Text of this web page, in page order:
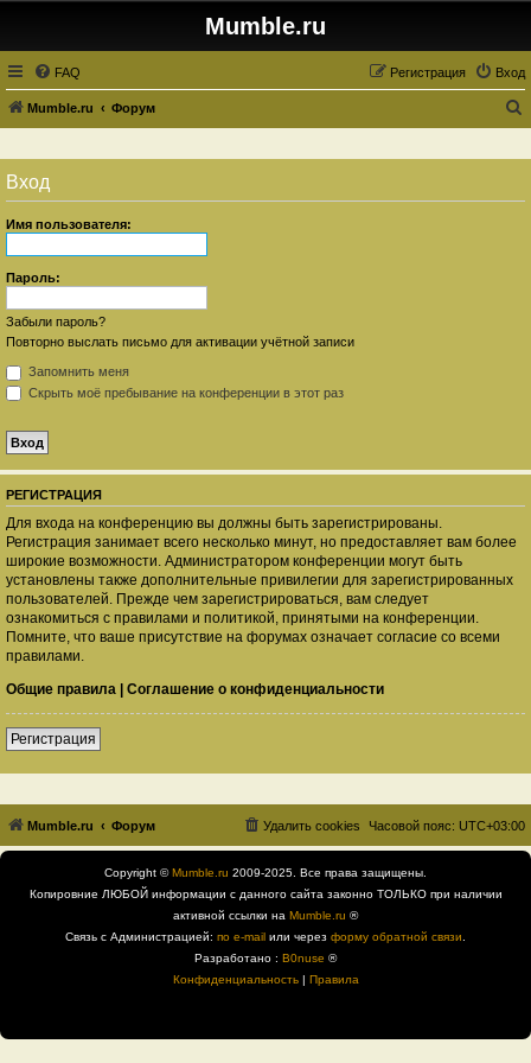
Mumble.ru
FAQ Вход
Регистрация
Mumble.ru Форум
и
Вход
Имя пользователя:
Пароль:
Забыли пароль?
Повторно выслать письмо для активации учётной записи
Запомнить меня
Скрыть моё пребывание на конференции в этот раз
РЕГИСТРАЦИЯ
Для входа на конференцию вы должны быть зарегистрированы.
Регистрация занимает всего несколько минут, но предоставляет вам более
широкие возможности. Администратором конференции могут быть
установлены также дополнительные привилегии для зарегистрированных
пользователей. Прежде чем зарегистрироваться, вам следует
ознакомиться с правилами и политикой, принятыми на конференции.
Помните, что ваше присутствие на форумах означает согласие со всеми
правилами.
Общие правила | Соглашение о конфиденциальности
Регистрация
Mumble.ru Форум Часовой пояс: UTC+03:00
Удалить cookies
Copyright ©Mumble.ru 2009-2025. Все права защищены.
Копировние ЛЮБОЙ информации с данного сайта законно ТОЛЬКО при наличии
активной ссылки на Mumble.ru ®
Связь с Администрацией: по e-mail или через форму обратной связи
Разработано : B0nuse ®
Конфиденциальность| Правила